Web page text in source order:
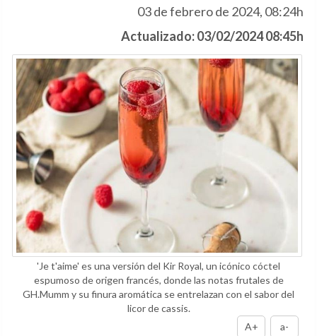
03 de febrero de 2024, 08:24h
Actualizado: 03/02/2024 08:45h
'Je t'aime' es una versión del Kir Royal, un icónico cóctel
espumoso de origen francés, donde las notas frutales de
GH.Mumm y su finura aromática se entrelazan con el sabor del
licor de cassis.
A+
a-